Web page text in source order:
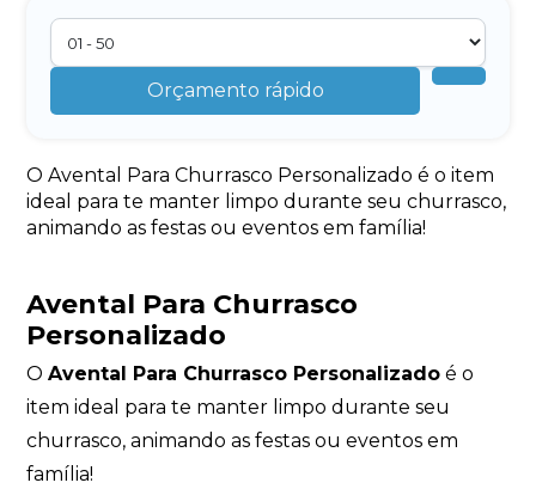
Orçamento rápido
O Avental Para Churrasco Personalizado é o item
ideal para te manter limpo durante seu churrasco,
animando as festas ou eventos em família!
Avental Para Churrasco
Personalizado
OAvental Para Churrasco Personalizado é o
item ideal para te manter limpo durante seu
churrasco, animando as festas ou eventos em
família!